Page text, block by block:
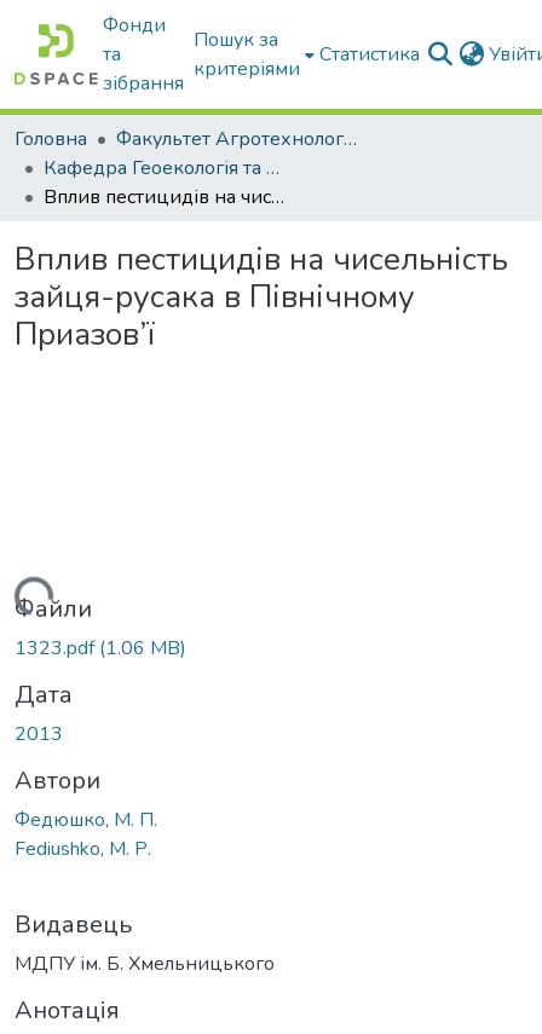
Фонди
та
зібрання
Пошук за
критеріями
Статистика
Головна
Факультет Агротехнологій та екології
Кафедра Геоекологія та землеустрій
Вплив пестицидів на чисельність зайця-русака в Північному Приазов’ї
Вплив пестицидів на чисельність
зайця-русака в Північному
Приазов’ї
Файли
1323.pdf(1.06 MB)
Дата
2013
Автори
Федюшко, М. П.
Fediushko, М. Р.
Видавець
МДПУ ім. Б. Хмельницького
Анотація